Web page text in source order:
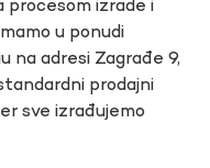
procesom izrade i
u ponudi
na adresi Zagrađe 9,
prodajni
sve izrađujemo